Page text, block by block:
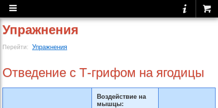
Упражнения
Перейти: Упражнения
Отведение с Т-грифом на ягодицы
Воздействие на
мышцы: